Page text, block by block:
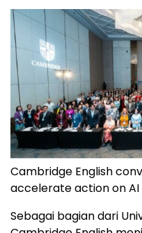
Cambridge English
accelerate action on AI
Sebagai bagian dari